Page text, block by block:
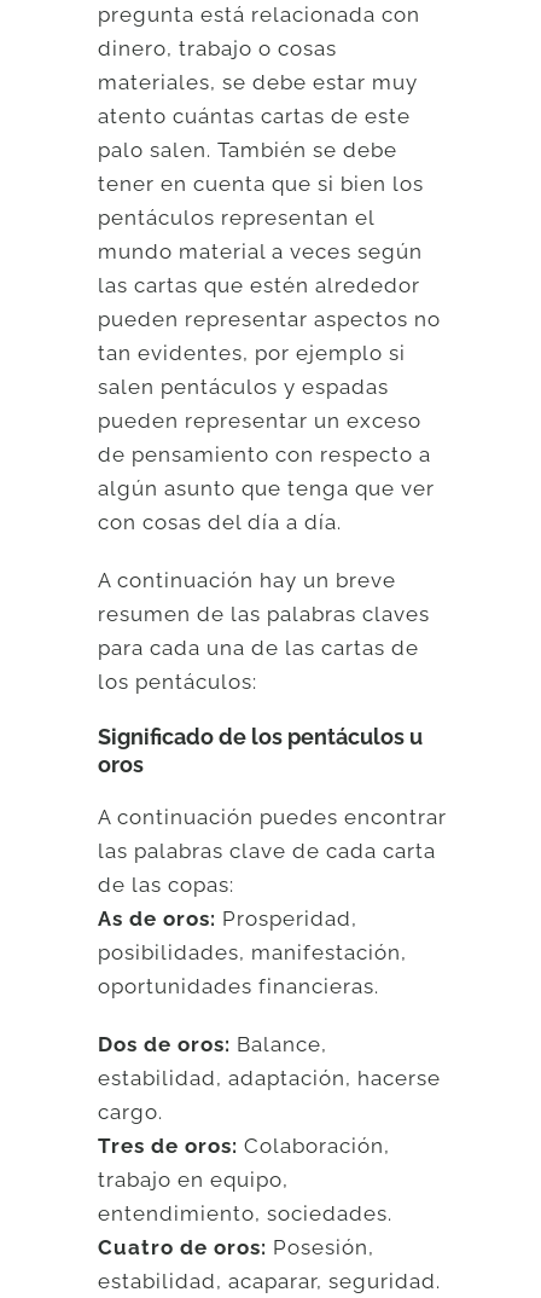
pregunta está relacionada con
dinero, trabajo o cosas
materiales, se debe estar muy
atento cuántas cartas de este
palo salen. También se debe
tener en cuenta que si bien los
pentáculos representan el
mundo material a veces según
las cartas que estén alrededor
pueden representar aspectos no
tan evidentes, por ejemplo si
salen pentáculos y espadas
pueden representar un exceso
de pensamiento con respecto a
algún asunto que tenga que ver
con cosas del día a día.
A continuación hay un breve
resumen de las palabras claves
para cada una de las cartas de
los pentáculos:
Significado de los pentáculos u
oros
A continuación puedes encontrar
las palabras clave de cada carta
de las copas:
As de oros: Prosperidad,
posibilidades, manifestación,
oportunidades financieras.
Dos de oros: Balance,
estabilidad, adaptación, hacerse
cargo.
Tres de oros: Colaboración,
trabajo en equipo,
entendimiento, sociedades.
Cuatro de oros: Posesión,
estabilidad, acaparar, seguridad.